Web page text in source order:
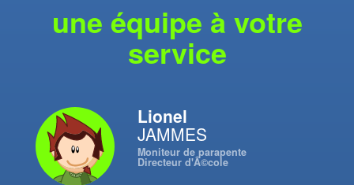
une équipe à votre
service
Lionel
JAMMES
Moniteur de parapente
Directeur d'Ã©cole